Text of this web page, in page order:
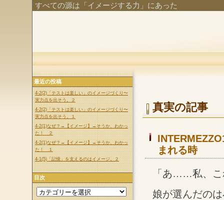
すべての源は「イメージする力」にあった
真実の記事
まれる時
「あ……私、こ
娘が選んだの
最近の投稿
4-2(2)「テストは楽しい」のイメージづくり〜
実力点を出そう。２
4-2(2)「テストは楽しい」のイメージづくり〜
実力点を出そう。１
4-2(1)なぜ？→【イメージ】→そうか、わかっ
た！ ２
4-2(1)なぜ？→【イメージ】→そうか、わかっ
た！ １
4-1(5)「記憶」を支えるのはイメージ。２
目次